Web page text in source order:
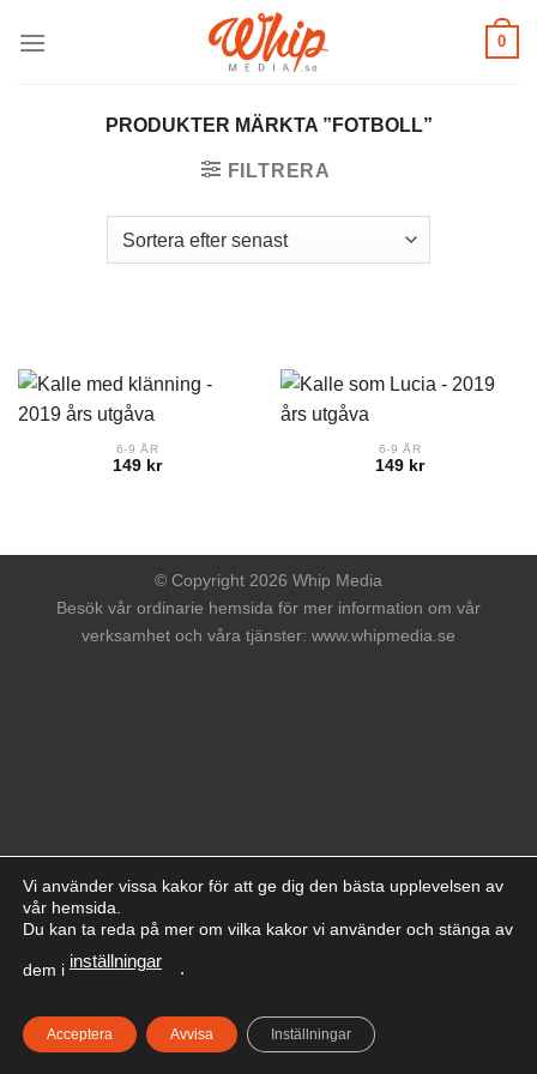
0
PRODUKTER MÄRKTA ”FOTBOLL”
FILTRERA
6-9 ÅR
149 kr
6-9 ÅR
149 kr
© Copyright 2026 Whip Media
Besök vår ordinarie hemsida för mer information om vår
verksamhet och våra tjänster: www.whipmedia.se
Vi använder vissa kakor för att ge dig den bästa upplevelsen av
vår hemsida.
Du kan ta reda på mer om vilka kakor vi använder och stänga av
dem i inställningar .
Acceptera Avvisa Inställningar